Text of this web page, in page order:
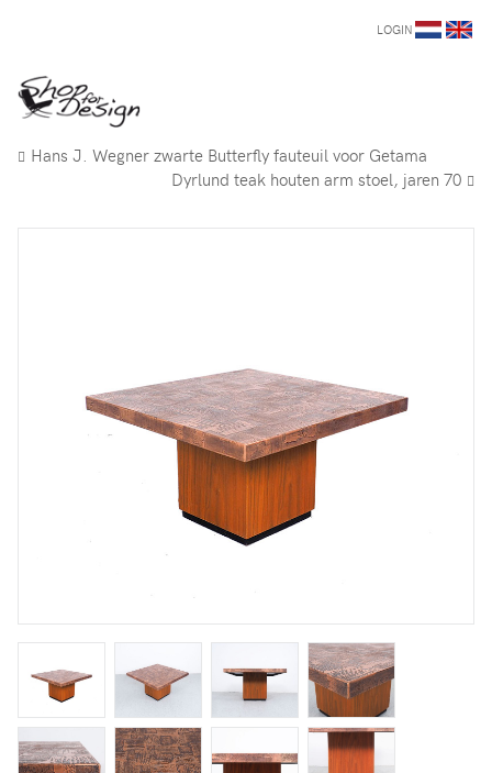
LOGIN
Hans J. Wegner zwarte Butterfly fauteuil voor Getama
Dyrlund teak houten arm stoel, jaren 70